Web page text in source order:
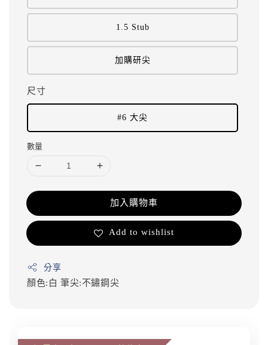
1.5 Stub
加購研尖
尺寸
#6 大尖
數量
加入購物車
Add to wishlist
分享
顏色:白 筆尖:不鏽鋼尖